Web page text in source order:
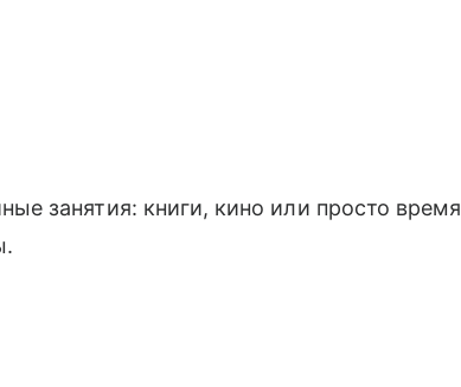
занятия: книги, кино или просто время